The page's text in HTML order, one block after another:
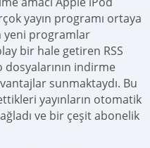
yayın programı ortaya
yeni programlar
bir hale getiren RSS
indirme
sunmaktaydı. Bu
yayınların otomatik
ve bir çeşit abonelik